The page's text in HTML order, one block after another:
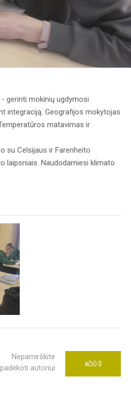
gerinti mokinių ugdymosi
integraciją. Geografijos mokytojas
matavimas ir
su Celsijaus ir Farenheito
laipsniais. Naudodamiesi klimato
Nepamirškite
padėkoti autoriui
AČIŪ 0